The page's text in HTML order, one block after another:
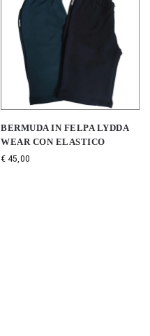
BERMUDA IN FELPA LYDDA
WEAR CON ELASTICO
€ 45,00